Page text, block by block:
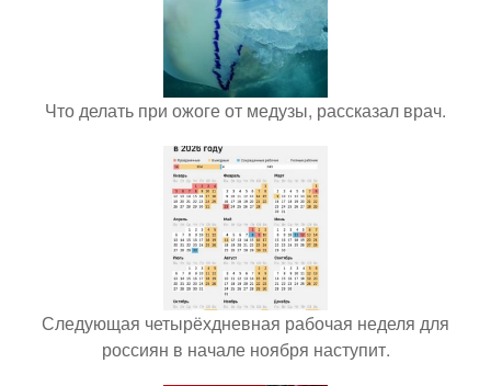
Что делать при ожоге от медузы, рассказал врач.
Следующая четырёхдневная рабочая неделя для
россиян в начале ноября наступит.